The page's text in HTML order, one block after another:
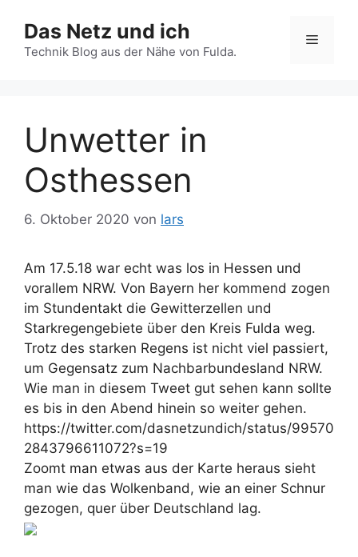
Inhalt
springen
Das Netz und ich
Technik Blog aus der Nähe von Fulda.
Menü
Unwetter in
Osthessen
6. Oktober 2020 von lars
Am 17.5.18 war echt was los in Hessen und
vorallem NRW. Von Bayern her kommend zogen
im Stundentakt die Gewitterzellen und
Starkregengebiete über den Kreis Fulda weg.
Trotz des starken Regens ist nicht viel passiert,
um Gegensatz zum Nachbarbundesland NRW.
Wie man in diesem Tweet gut sehen kann sollte
es bis in den Abend hinein so weiter gehen.
https://twitter.com/dasnetzundich/status/99570
2843796611072?s=19
Zoomt man etwas aus der Karte heraus sieht
man wie das Wolkenband, wie an einer Schnur
gezogen, quer über Deutschland lag.